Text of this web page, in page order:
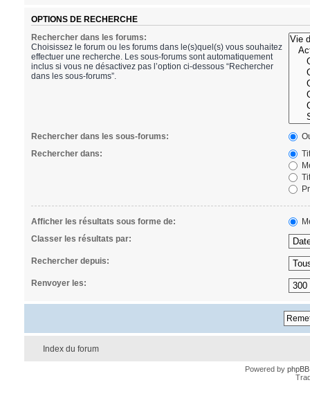
OPTIONS DE RECHERCHE
Rechercher dans les forums:
Choisissez le forum ou les forums dans le(s)quel(s) vous souhaitez
effectuer une recherche. Les sous-forums sont automatiquement
inclus si vous ne désactivez pas l’option ci-dessous “Rechercher
dans les sous-forums”.
Rechercher dans les sous-forums:
Rechercher dans:
Afficher les résultats sous forme de:
Classer les résultats par:
Rechercher depuis:
Renvoyer les:
Index du forum
Powered by phpBB